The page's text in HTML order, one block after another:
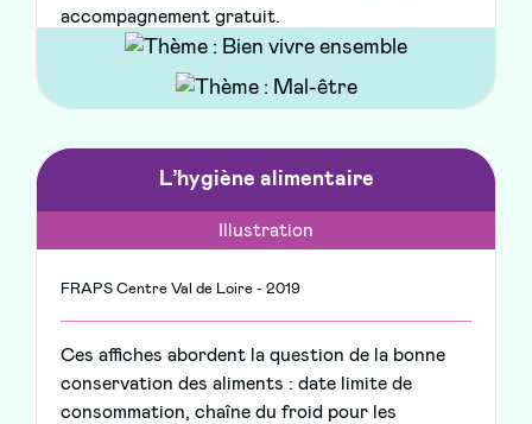
accompagnement gratuit.
L’hygiène alimentaire
Illustration
FRAPS Centre Val de Loire - 2019
Ces affiches abordent la question de la bonne
conservation des aliments : date limite de
consommation, chaîne du froid pour les